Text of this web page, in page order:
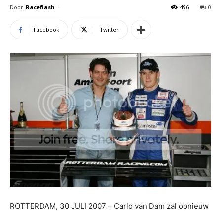
Door Raceflash - 0
496
Facebook Twitter
ROTTERDAM, 30 JULI 2007 – Carlo van Dam zal opnieuw